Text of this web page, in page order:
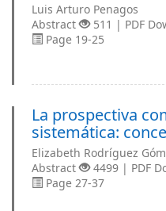
Luis Arturo Penagos
Abstract
511 | PDF
Page 19-25
La prospectiva
sistemática:
Elizabeth Rodríguez
Abstract
4499 | PDF
Page 27-37